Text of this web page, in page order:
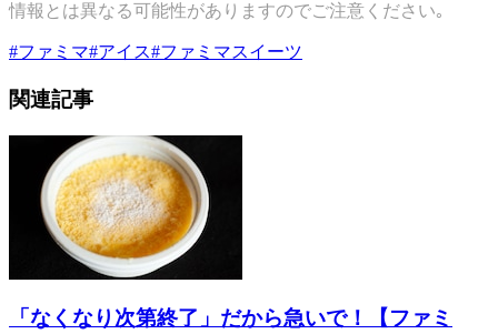
情報とは異なる可能性がありますのでご注意ください｡
#ファミマ#アイス#ファミマスイーツ
関連記事
「なくなり次第終了」だから急いで！【ファミ